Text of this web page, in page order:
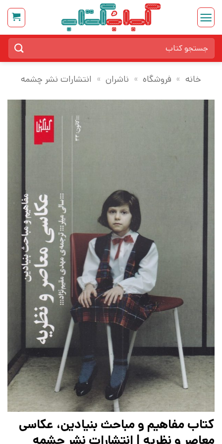
Skip
content
برای:
خانه » فروشگاه » ناشران » انتشارات نشر چشمه
کتاب مفاهیم و مباحث بنیادین، عکاسی
معاصر و نظریه | انتشارات نشر چشمه